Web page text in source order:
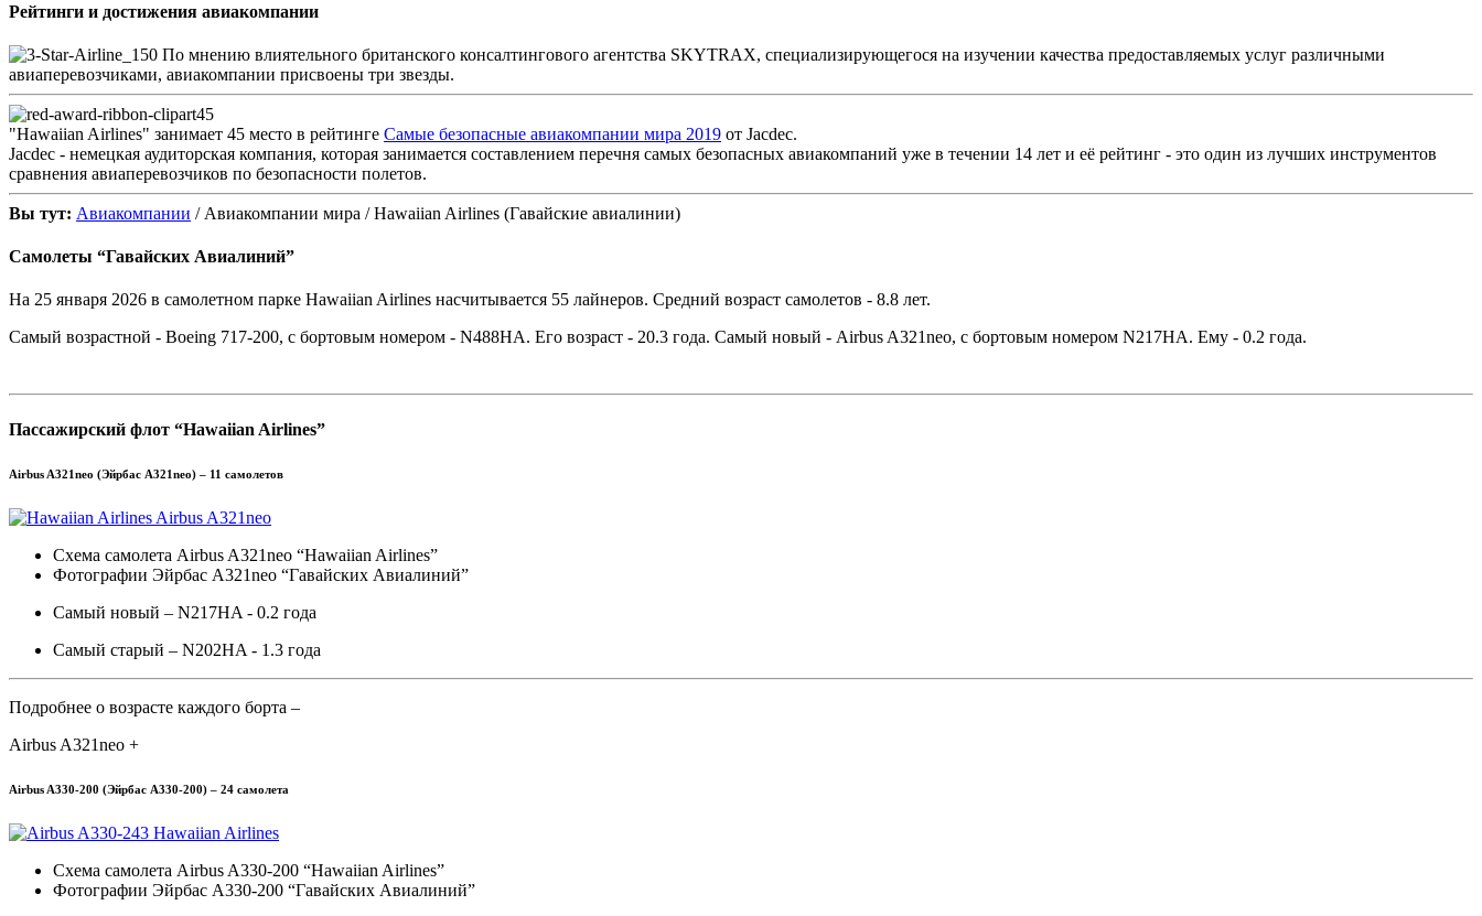
Рейтинги и достижения авиакомпании
По мнению влиятельного британского консалтингового агентства SKYTRAX, специализирующегося на изучении качества предоставляемых услуг различными
авиаперевозчиками, авиакомпании присвоены три звезды.
45
"Hawaiian Airlines" занимает 45 место в рейтинге Самые безопасные авиакомпании мира 2019 от Jacdec.
Jacdec - немецкая аудиторская компания, которая занимается составлением перечня самых безопасных авиакомпаний уже в течении 14 лет и её рейтинг - это один из лучших инструментов
сравнения авиаперевозчиков по безопасности полетов.
Вы тут: Авиакомпании / Авиакомпании мира / Hawaiian Airlines (Гавайские авиалинии)
Самолеты “Гавайских Авиалиний”
На 25 января 2026 в самолетном парке Hawaiian Airlines насчитывается 55 лайнеров. Средний возраст самолетов - 8.8 лет.
Самый возрастной - Boeing 717-200, с бортовым номером - N488HA. Его возраст - 20.3 года. Самый новый - Airbus A321neo, с бортовым номером N217HA. Ему - 0.2 года.
Пассажирский флот “Hawaiian Airlines”
Airbus A321neo (Эйрбас A321neo) – 11 самолетов
Схема самолета Airbus A321neo “Hawaiian Airlines”
Фотографии Эйрбас A321neo “Гавайских Авиалиний”
Самый новый – N217HA - 0.2 года
Самый старый – N202HA - 1.3 года
Подробнее о возрасте каждого борта –
Airbus A321neo +
Airbus A330-200 (Эйрбас A330-200) – 24 самолета
Схема самолета Airbus A330-200 “Hawaiian Airlines”
Фотографии Эйрбас A330-200 “Гавайских Авиалиний”